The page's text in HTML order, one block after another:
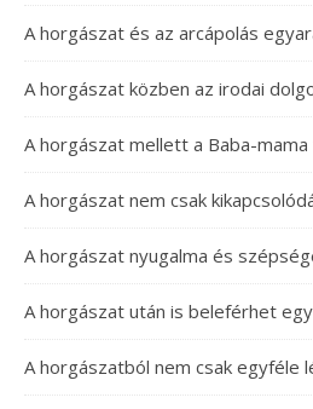
A horgászat és az arcápolás
A horgászat közben az irodai
A horgászat mellett a Baba-
A horgászat nem csak
A horgászat nyugalma és
A horgászat után is beleférhet
A horgászatból nem csak egyféle